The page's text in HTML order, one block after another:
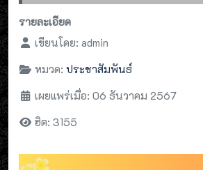
รายละเอียด
เขียนโดย: admin
หมวด: ประชาสัมพันธ์
เผยแพร่เมื่อ: 06 ธันวาคม 2567
ฮิต: 3155